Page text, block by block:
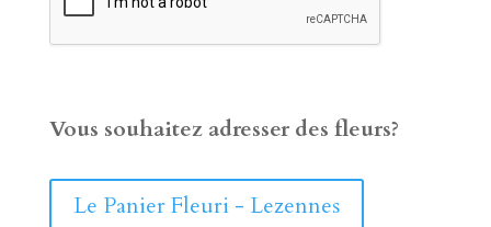
Vous souhaitez adresser des fleurs?
Le Panier Fleuri - Lezennes